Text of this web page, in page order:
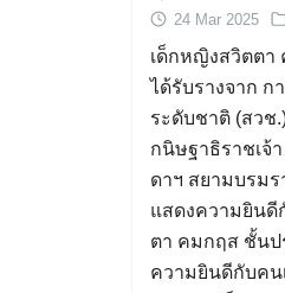
24 Mar 2025
เด็กหญิงสวิตตา
ได้รับรางจาก
ระดับชาติ (สวช
กนิษฐาธิราชเจ้
ดาฯ สยามบรม
แสดงความยินดี
ตา คมกฤส ชั้นป
ความยินดีกับคน